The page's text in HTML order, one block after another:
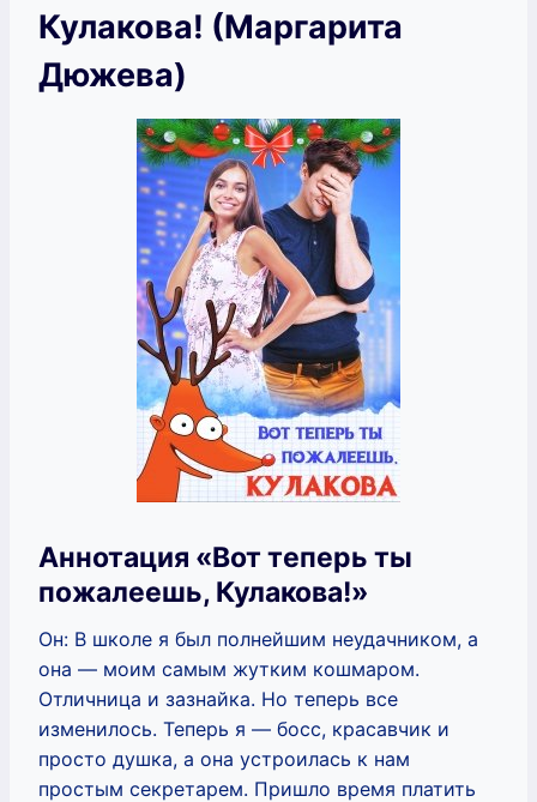
Кулакова! (Маргарита
Дюжева)
Аннотация «Вот теперь ты
пожалеешь, Кулакова!»
Он: В школе я был полнейшим неудачником, а
она — моим самым жутким кошмаром.
Отличница и зазнайка. Но теперь все
изменилось. Теперь я — босс, красавчик и
просто душка, а она устроилась к нам
простым секретарем. Пришло время платить